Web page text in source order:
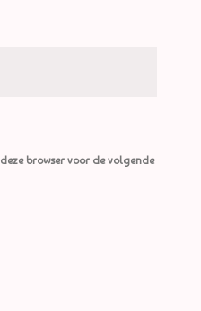
browser voor de volgende